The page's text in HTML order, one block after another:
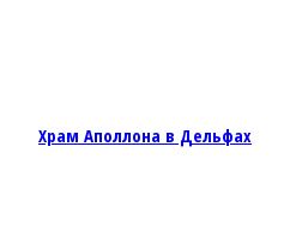
Храм Аполлона в Дельфах